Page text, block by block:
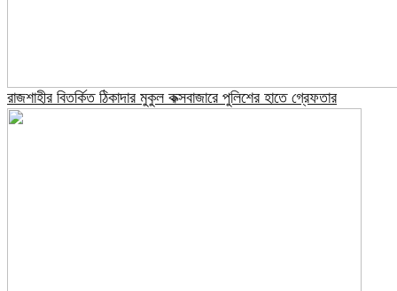
রাজশাহীর বিতর্কিত ঠিকাদার মুকুল কক্সবাজারে পুলিশের হাতে গ্রেফতার